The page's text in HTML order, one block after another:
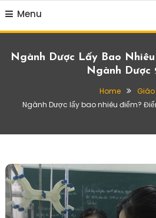
Menu
Ngành Dược Lấy Bao
Ngành Dược
Home
Giáo
Ngành Dược lấy bao nhiêu điểm?